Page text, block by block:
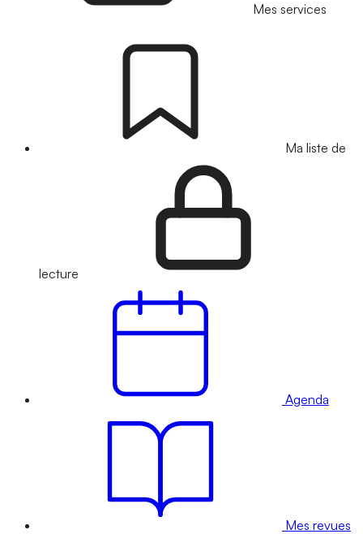
Mes services
Ma liste de
lecture
Agenda
Mes revues